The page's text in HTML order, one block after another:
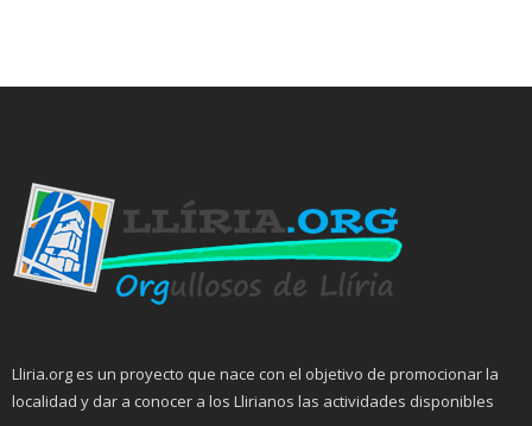
Lliria.org es un proyecto que nace con el objetivo de promocionar la
localidad y dar a conocer a los Llirianos las actividades disponibles